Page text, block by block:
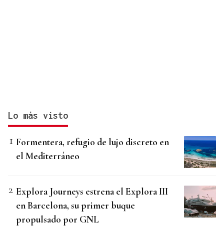
Lo más visto
Formentera, refugio de lujo discreto en
el Mediterráneo
Explora Journeys estrena el Explora III
en Barcelona, su primer buque
propulsado por GNL